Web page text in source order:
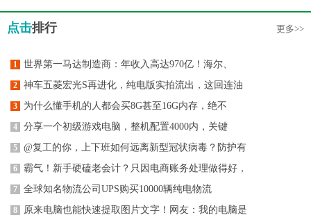
点击排行 更多>>
1 世界第一马达制造商：年收入高达970亿！海尔、
2 神车五菱宏光S再进化，纯电版实拍流出，这回连油
3 为什么懂手机的人都会买8G甚至16G内存，绝不
4 分享一个初级游戏电脑，整机配置4000内，关键
5 @复工的你，上下班如何远离新型冠状病毒？防护有
6 霸气！新手硬磕老会计？只因电商账务处理做得好，
7 全球知名物流公司UPS购买10000辆纯电物流
8 原来电脑也能快速提取图片文字！网友：我的电脑是